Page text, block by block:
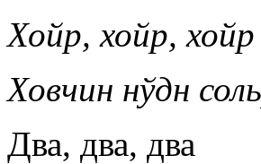
Хойр, хойр, хойр
Ховчин нўдн
Два, два, два